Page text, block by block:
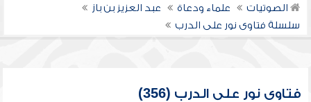
الصوتيات علماء ودعاة
عبد العزيز بن باز
سلسلة فتاوى نور على الدرب
فتاوى نور على الدرب (356)